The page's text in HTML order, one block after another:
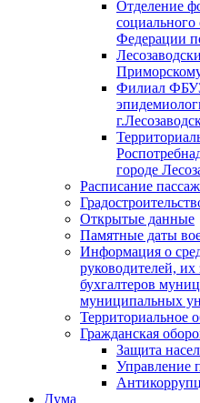
Отделение
социального
Федерации
Филиал
городе
Расписание
Открытые данные
Памятные даты
Информация о
руководителей, их
бухгалтеров
муниципальных
Территориальное
Гражданская
Защита
Управление
Дума